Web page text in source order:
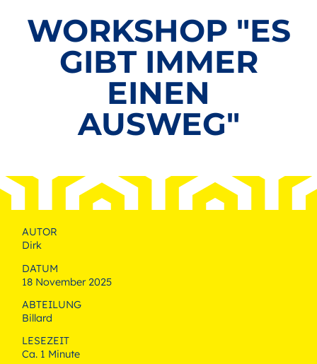
WORKSHOP "ES
GIBT IMMER
EINEN
AUSWEG"
AUTOR
Dirk
DATUM
18 November 2025
ABTEILUNG
Billard
LESEZEIT
Ca. 1 Minute